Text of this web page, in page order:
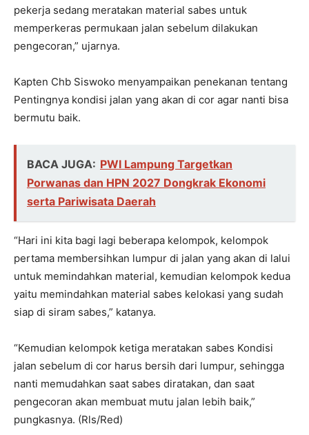
pekerja sedang meratakan material sabes untuk
memperkeras permukaan jalan sebelum dilakukan
pengecoran,” ujarnya.
Kapten Chb Siswoko menyampaikan penekanan tentang
Pentingnya kondisi jalan yang akan di cor agar nanti bisa
bermutu baik.
BACA JUGA: PWI Lampung Targetkan
Porwanas dan HPN 2027 Dongkrak Ekonomi
serta Pariwisata Daerah
“Hari ini kita bagi lagi beberapa kelompok, kelompok
pertama membersihkan lumpur di jalan yang akan di lalui
untuk memindahkan material, kemudian kelompok kedua
yaitu memindahkan material sabes kelokasi yang sudah
siap di siram sabes,” katanya.
“Kemudian kelompok ketiga meratakan sabes Kondisi
jalan sebelum di cor harus bersih dari lumpur, sehingga
nanti memudahkan saat sabes diratakan, dan saat
pengecoran akan membuat mutu jalan lebih baik,”
pungkasnya. (Rls/Red)